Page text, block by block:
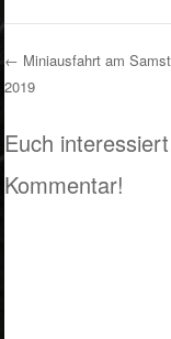
Post
← Miniausfahrt am
2019
Euch
Kommentar!